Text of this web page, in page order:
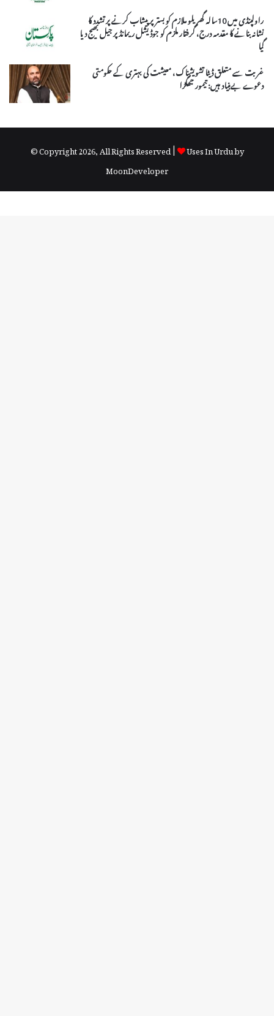
راولپنڈی میں 10سالہ گھریلو ملازم کو بستر پر پیشاب کرنے پر تشدد کا
نشانہ بنانے کا مقدمہ درج، گرفتار ملزم کو جوڈیشل ریمانڈ پر جیل بھیج دیا
گیا
غربت سے متعلق ڈیٹا تشویشناک، معیشت کی بہتری کے حکومتی
دعوے بےبنیاد ہیں: تیمور جھگڑا
© Copyright 2026, All Rights Reserved |
Uses In Urdu by
MoonDeveloper